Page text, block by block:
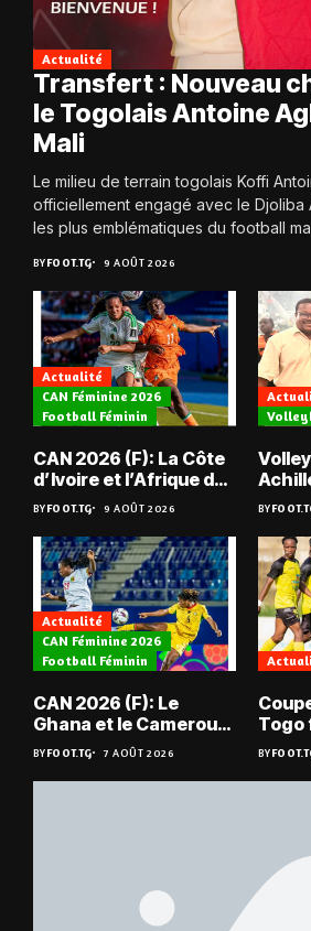
Actualité
Transfert : Nouveau
le Togolais Antoine
Mali
Le milieu de terrain togolais Koffi
officiellement engagé avec le Djoliba
les plus emblématiques du football
BYFOOT.TG 9 AOÛT 2026
Actualité
CAN Féminine 2026
Football Féminin
CAN 2026 (F): La Côte
d’Ivoire et l’Afrique du
Sud tombent
BYFOOT.TG 9 AOÛT 2026 BY
Actualité
CAN Féminine 2026
Football Féminin
CAN 2026 (F): Le
Ghana et le Cameroun
en quarts
BYFOOT.TG 7 AOÛT 2026
Togo
du
BY